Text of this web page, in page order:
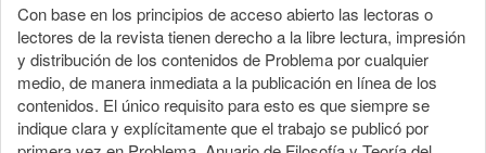
Con base en los principios de acceso abierto las lectoras o
lectores de la revista tienen derecho a la libre lectura, impresión
y distribución de los contenidos de Problema por cualquier
medio, de manera inmediata a la publicación en línea de los
contenidos. El único requisito para esto es que siempre se
indique clara y explícitamente que el trabajo se publicó por